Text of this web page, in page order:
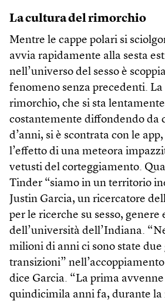
La cultura del rimorchio
Mentre le cappe polari si
avvia rapidamente alla sesta
nell’universo del sesso è
fenomeno senza precedenti.
rimorchio, che si sta
costantemente diffondendo da
d’anni, si è scontrata con le
l’effetto di una meteora
vetusti del corteggiamento.
Tinder “siamo in un territorio
Justin Garcia, un ricercatore
per le ricerche su sesso, genere
dell’università dell’Indiana.
milioni di anni ci sono state due
transizioni”
dice Garcia. “La prima
quindicimila anni fa, durante la